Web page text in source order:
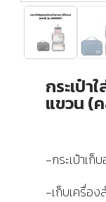
กระเป๋
แขวน (
-กระเป๋าเก็
-เก็บเครื่อ